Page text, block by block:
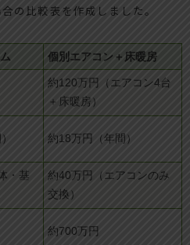
の比較表を作成しました。
個別エアコン＋床暖房
約120万円（エアコン4台
＋床暖房）
約18万円（年間）
・基
約40万円（エアコンのみ
交換）
約700万円